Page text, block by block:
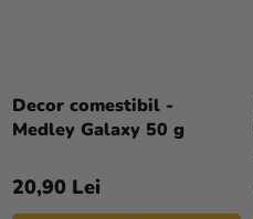
Decor comestibil -
Medley Galaxy 50 g
20,90 Lei